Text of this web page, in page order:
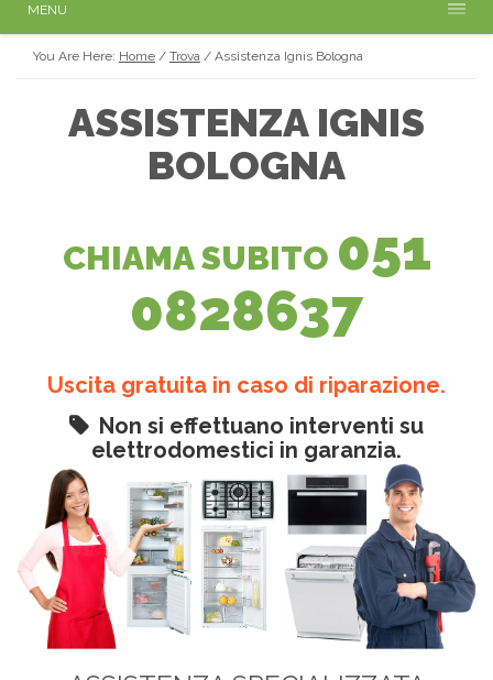
MENU
You Are Here: Home / Trova / Assistenza Ignis Bologna
ASSISTENZA IGNIS
BOLOGNA
CHIAMA SUBITO 051
0828637
Uscita gratuita in caso di riparazione.
Non si effettuano interventi su
elettrodomestici in garanzia.